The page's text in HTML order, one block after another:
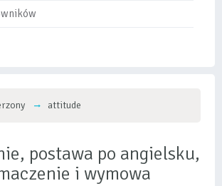
attitude
postawa po angielsku,
i wymowa